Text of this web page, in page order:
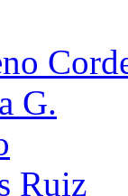
G.
Ruiz